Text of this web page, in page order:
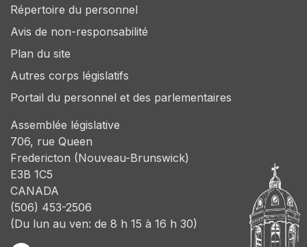
Répertoire du personnel
Avis de non-responsabilité
Plan du site
Autres corps législatifs
Portail du personnel et des parlementaires
Assemblée législative
706, rue Queen
Fredericton (Nouveau-Brunswick)
E3B 1C5
CANADA
(506) 453-2506
(Du lun au ven: de 8 h 15 à 16 h 30)